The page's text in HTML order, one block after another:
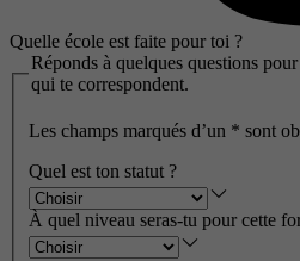
Quelle école est faite pour toi ?
Réponds à quelques questions
qui te correspondent.
Les champs marqués d’un * sont
Quel est ton statut ?
À quel niveau seras-tu pour cette